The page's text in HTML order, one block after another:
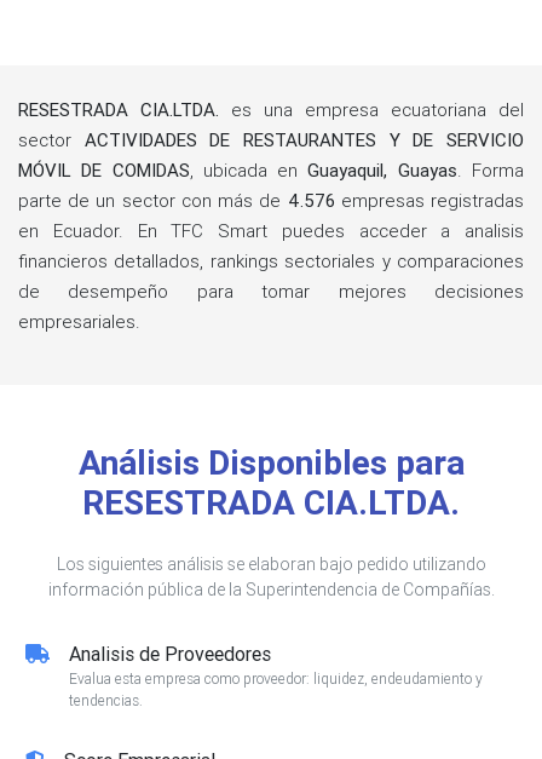
RESESTRADA CIA.LTDA. es una empresa ecuatoriana del
sector ACTIVIDADES DE RESTAURANTES Y DE SERVICIO
MÓVIL DE COMIDAS, ubicada enGuayaquil, Guayas. Forma
parte de un sector con más de 4.576 empresas registradas
en Ecuador. En TFC Smart puedes acceder a analisis
financieros detallados, rankings sectoriales y comparaciones
de desempeño para tomar mejores decisiones
empresariales.
Análisis Disponibles para
RESESTRADA CIA.LTDA.
Los siguientes análisis se elaboran bajo pedido utilizando
información pública de la Superintendencia de Compañías.
Analisis de Proveedores
Evalua esta empresa como proveedor: liquidez, endeudamiento y
tendencias.